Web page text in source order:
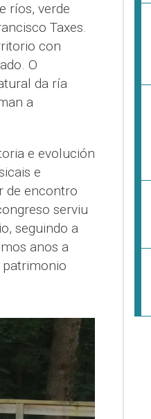
ríos, verde
Taxes.
con
O
da ría
a
e evolución
e
de encontro
serviu
seguindo a
anos a
patrimonio